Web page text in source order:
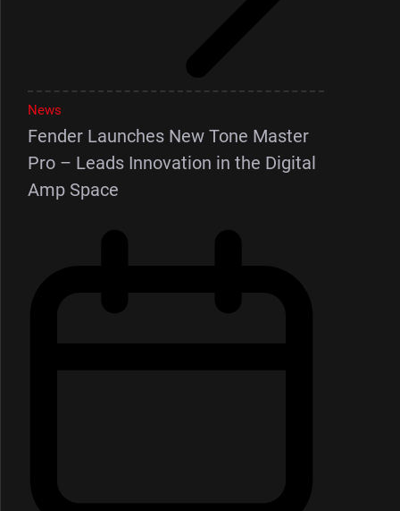
News
Fender Launches New Tone Master
Pro – Leads Innovation in the Digital
Amp Space